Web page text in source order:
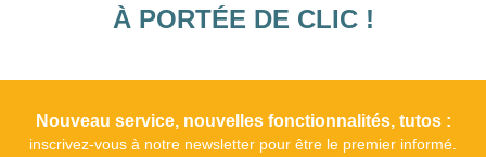
À PORTÉE DE CLIC !
Nouveau service, nouvelles fonctionnalités, tutos :
inscrivez-vous à notre newsletter pour être le premier informé.